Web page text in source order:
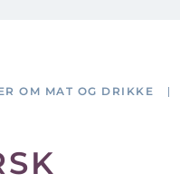
OM MAT OG DRIKKE